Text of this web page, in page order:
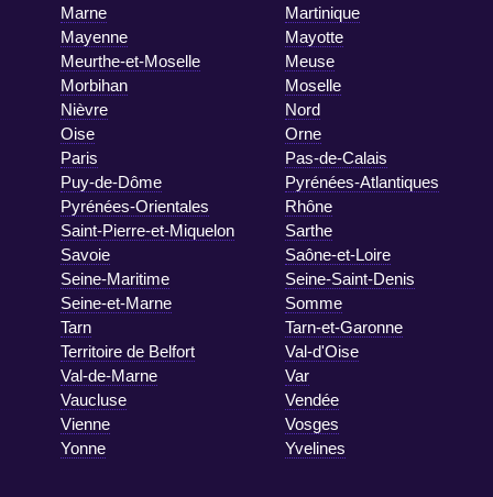
Marne
Martinique
Mayenne
Mayotte
Meurthe-et-Moselle
Meuse
Morbihan
Moselle
Nièvre
Nord
Oise
Orne
Paris
Pas-de-Calais
Puy-de-Dôme
Pyrénées-Atlantiques
Pyrénées-Orientales
Rhône
Saint-Pierre-et-Miquelon
Sarthe
Savoie
Saône-et-Loire
Seine-Maritime
Seine-Saint-Denis
Seine-et-Marne
Somme
Tarn
Tarn-et-Garonne
Territoire de Belfort
Val-d'Oise
Val-de-Marne
Var
Vaucluse
Vendée
Vienne
Vosges
Yonne
Yvelines